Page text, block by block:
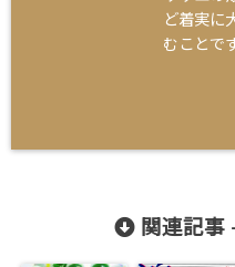
ど着実に
むことで
関連記事